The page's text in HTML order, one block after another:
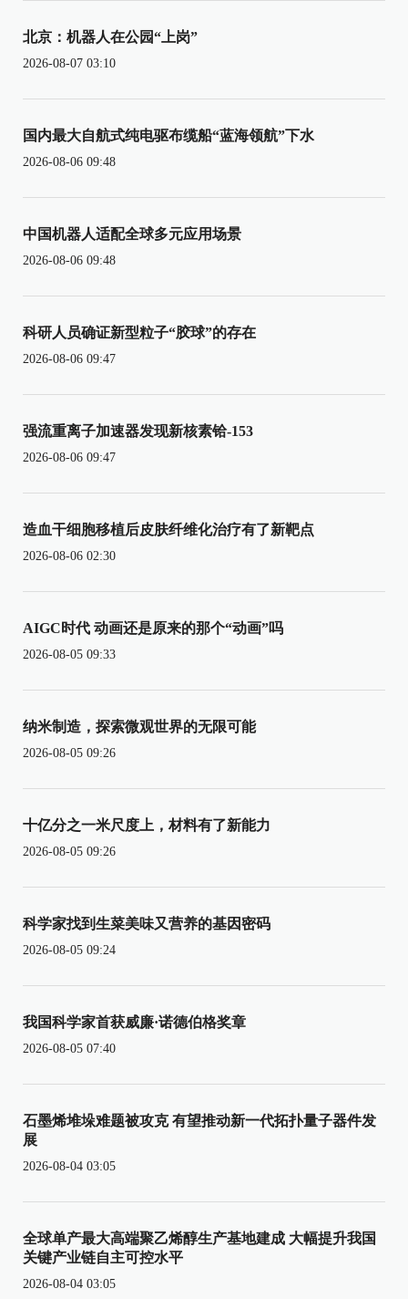
北京：机器人在公园“上岗”
2026-08-07 03:10
国内最大自航式纯电驱布缆船“蓝海领航”下水
2026-08-06 09:48
中国机器人适配全球多元应用场景
2026-08-06 09:48
科研人员确证新型粒子“胶球”的存在
2026-08-06 09:47
强流重离子加速器发现新核素铪-153
2026-08-06 09:47
造血干细胞移植后皮肤纤维化治疗有了新靶点
2026-08-06 02:30
AIGC时代 动画还是原来的那个“动画”吗
2026-08-05 09:33
纳米制造，探索微观世界的无限可能
2026-08-05 09:26
十亿分之一米尺度上，材料有了新能力
2026-08-05 09:26
科学家找到生菜美味又营养的基因密码
2026-08-05 09:24
我国科学家首获威廉·诺德伯格奖章
2026-08-05 07:40
石墨烯堆垛难题被攻克 有望推动新一代拓扑量子器件发
展
2026-08-04 03:05
全球单产最大高端聚乙烯醇生产基地建成 大幅提升我国
关键产业链自主可控水平
2026-08-04 03:05